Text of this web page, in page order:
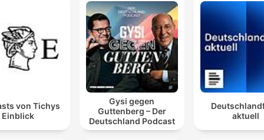
von Tichys
Einblick
Gysi gegen
Guttenberg – Der
Deutschland Podcast
aktuell